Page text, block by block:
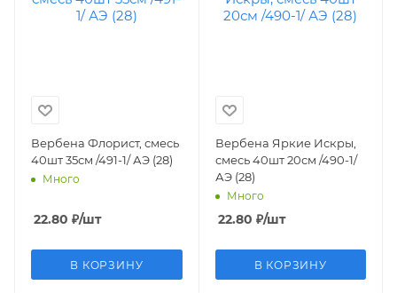
Вербена Флорист, смесь
40шт 35см /491-1/ АЭ (28)
Много
22.80 ₽/шт
В КОРЗИНУ
Вербена Яркие Искры,
смесь 40шт 20см /490-1/
АЭ (28)
Много
22.80 ₽/шт
В КОРЗИНУ